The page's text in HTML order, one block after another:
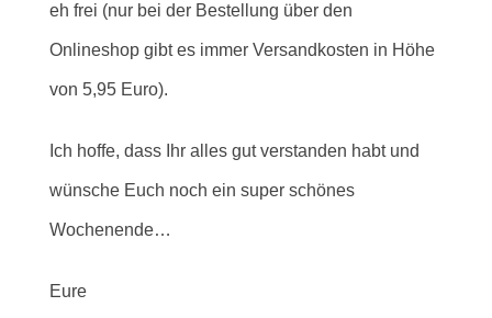
eh frei (nur bei der Bestellung über den
Onlineshop gibt es immer Versandkosten in Höhe
von 5,95 Euro).
Ich hoffe, dass Ihr alles gut verstanden habt und
wünsche Euch noch ein super schönes
Wochenende…
Eure